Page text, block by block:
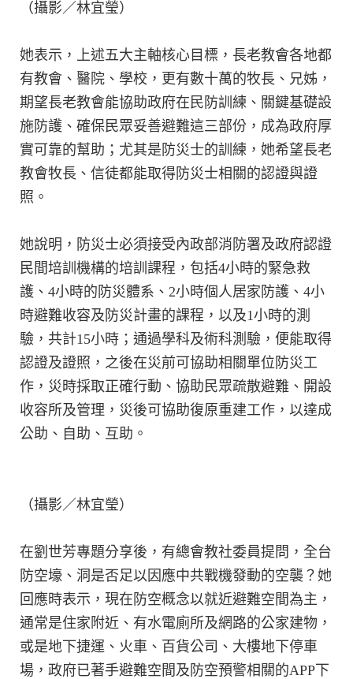
（攝影／林宜瑩）
她表示，上述五大主軸核心目標，長老教會各地都
有教會、醫院、學校，更有數十萬的牧長、兄姊，
期望長老教會能協助政府在民防訓練、關鍵基礎設
施防護、確保民眾妥善避難這三部份，成為政府厚
實可靠的幫助；尤其是防災士的訓練，她希望長老
教會牧長、信徒都能取得防災士相關的認證與證
照。
她說明，防災士必須接受內政部消防署及政府認證
民間培訓機構的培訓課程，包括4小時的緊急救
護、4小時的防災體系、2小時個人居家防護、4小
時避難收容及防災計畫的課程，以及1小時的測
驗，共計15小時；通過學科及術科測驗，便能取得
認證及證照，之後在災前可協助相關單位防災工
作，災時採取正確行動、協助民眾疏散避難、開設
收容所及管理，災後可協助復原重建工作，以達成
公助、自助、互助。
（攝影／林宜瑩）
在劉世芳專題分享後，有總會教社委員提問，全台
防空壕、洞是否足以因應中共戰機發動的空襲？她
回應時表示，現在防空概念以就近避難空間為主，
通常是住家附近、有水電廁所及網路的公家建物，
或是地下捷運、火車、百貨公司、大樓地下停車
場，政府已著手避難空間及防空預警相關的APP下